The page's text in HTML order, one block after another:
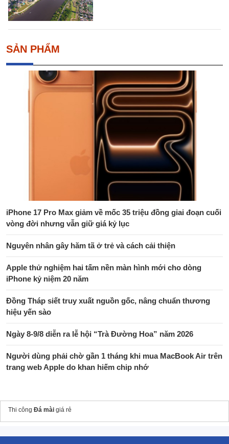
SẢN PHẨM
iPhone 17 Pro Max giảm về mốc 35 triệu đồng giai đoạn cuối
vòng đời nhưng vẫn giữ giá kỷ lục
Nguyên nhân gây hăm tã ở trẻ và cách cải thiện
Apple thử nghiệm hai tấm nền màn hình mới cho dòng
iPhone kỷ niệm 20 năm
Đồng Tháp siết truy xuất nguồn gốc, nâng chuẩn thương
hiệu yến sào
Ngày 8-9/8 diễn ra lễ hội “Trà Đường Hoa” năm 2026
Người dùng phải chờ gần 1 tháng khi mua MacBook Air trên
trang web Apple do khan hiếm chip nhớ
Thi công Đá mài giá rẻ